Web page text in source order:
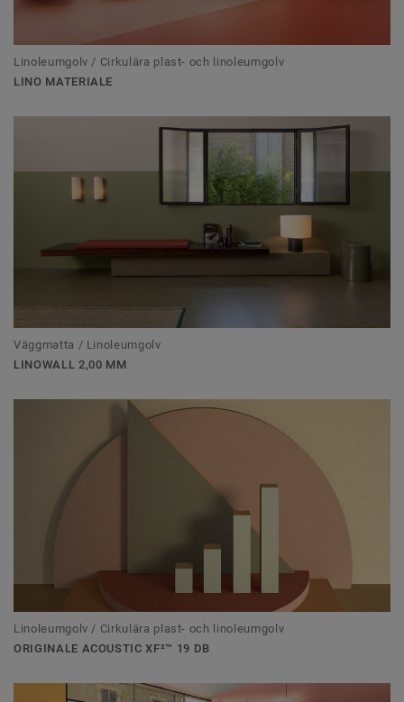
Linoleumgolv / Cirkulära plast- och linoleumgolv
LINO MATERIALE
Väggmatta / Linoleumgolv
LINOWALL 2,00 MM
Linoleumgolv / Cirkulära plast- och linoleumgolv
ORIGINALE ACOUSTIC XF²™ 19 DB